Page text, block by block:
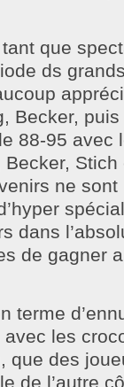
que
ds
Becker,
88-95 avec
Becker,
ne sont
dans
de gagner
terme
les
que des
de l’autre